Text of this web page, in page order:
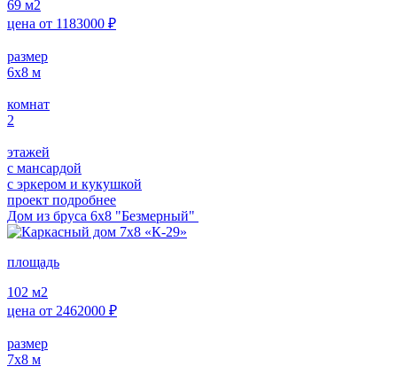
69 м2
цена от 1183000 ₽
размер
6х8 м
комнат
2
этажей
с мансардой
с эркером и кукушкой
проект подробнее
Дом из бруса 6х8 "Безмерный"
площадь
102 м2
цена от 2462000 ₽
размер
7х8 м